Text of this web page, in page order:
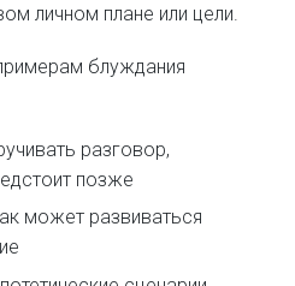
личном плане или цели.
блуждания
разговор,
позже
может развиваться